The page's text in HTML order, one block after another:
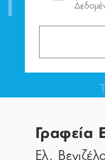
Γραφεία
Ελ.